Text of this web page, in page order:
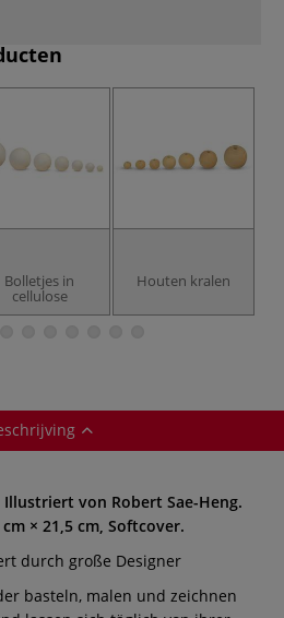
Bolletjes in
cellulose
Houten kralen
Illustriert von Robert Sae-Heng.
× 21,5 cm, Softcover.
durch große Designer
basteln, malen und zeichnen